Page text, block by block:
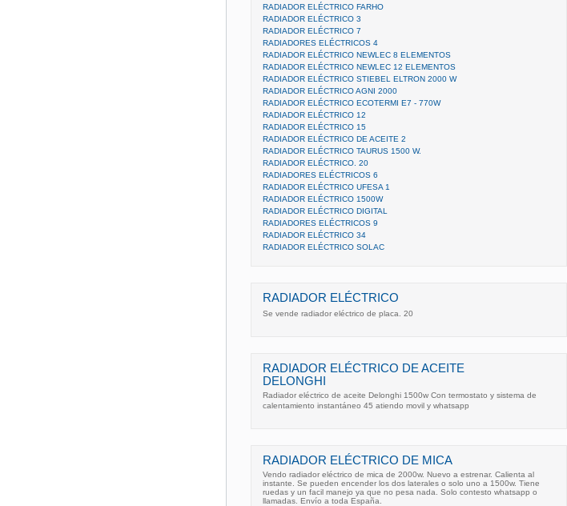
RADIADOR ELÉCTRICO FARHO
RADIADOR ELÉCTRICO 3
RADIADOR ELÉCTRICO 7
RADIADORES ELÉCTRICOS 4
RADIADOR ELÉCTRICO NEWLEC 8 ELEMENTOS
RADIADOR ELÉCTRICO NEWLEC 12 ELEMENTOS
RADIADOR ELÉCTRICO STIEBEL ELTRON 2000 W
RADIADOR ELÉCTRICO AGNI 2000
RADIADOR ELÉCTRICO ECOTERMI E7 - 770W
RADIADOR ELÉCTRICO 12
RADIADOR ELÉCTRICO 15
RADIADOR ELÉCTRICO DE ACEITE 2
RADIADOR ELÉCTRICO TAURUS 1500 W.
RADIADOR ELÉCTRICO. 20
RADIADORES ELÉCTRICOS 6
RADIADOR ELÉCTRICO UFESA 1
RADIADOR ELÉCTRICO 1500W
RADIADOR ELÉCTRICO DIGITAL
RADIADORES ELÉCTRICOS 9
RADIADOR ELÉCTRICO 34
RADIADOR ELÉCTRICO SOLAC
RADIADOR ELÉCTRICO
Se vende radiador eléctrico de placa. 20
RADIADOR ELÉCTRICO DE ACEITE
DELONGHI
Radiador eléctrico de aceite Delonghi 1500w Con termostato y sistema de
calentamiento instantáneo 45 atiendo movil y whatsapp
RADIADOR ELÉCTRICO DE MICA
Vendo radiador eléctrico de mica de 2000w. Nuevo a estrenar. Calienta al
instante. Se pueden encender los dos laterales o solo uno a 1500w. Tiene
ruedas y un facil manejo ya que no pesa nada. Solo contesto whatsapp o
llamadas. Envío a toda España.